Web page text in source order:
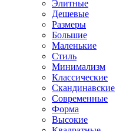
Элитные
Дешевые
Размеры
Большие
Маленькие
Стиль
Минимализм
Классические
Скандинавские
Современные
Форма
Высокие